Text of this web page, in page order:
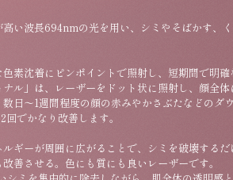
い波長694nmの光を用い、シミやそばかす、
素沈着にピンポイントで照射し、短期間で明
ル」は、レーザーをドット状に照射し、顔全体
日〜1週間程度の顔の赤みやかさぶたなどのダ
でかなり改善します。
ギーが周囲に広がることで、シミを破壊するだ
善させる。色にも質にも良いレーザーです。